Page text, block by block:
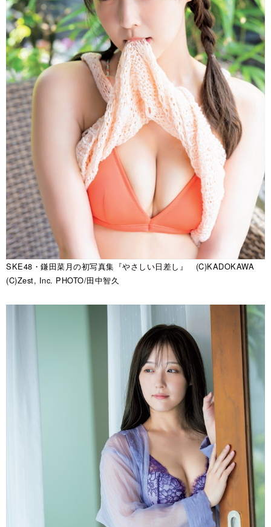
SKE48・鎌田菜月の初写真集『やさしい日差し』 (C)KADOKAWA
(C)Zest, Inc. PHOTO/田中智久